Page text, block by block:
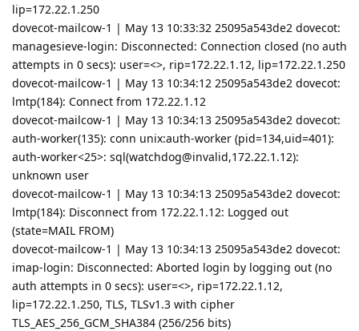
lip=172.22.1.250
dovecot-mailcow-1 | May 13 10:33:32 25095a543de2 dovecot:
managesieve-login: Disconnected: Connection closed (no auth
attempts in 0 secs): user=<>, rip=172.22.1.12, lip=172.22.1.250
dovecot-mailcow-1 | May 13 10:34:12 25095a543de2 dovecot:
lmtp(184): Connect from 172.22.1.12
dovecot-mailcow-1 | May 13 10:34:13 25095a543de2 dovecot:
auth-worker(135): conn unix:auth-worker (pid=134,uid=401):
auth-worker<25>: sql(watchdog@invalid,172.22.1.12):
unknown user
dovecot-mailcow-1 | May 13 10:34:13 25095a543de2 dovecot:
lmtp(184): Disconnect from 172.22.1.12: Logged out
(state=MAIL FROM)
dovecot-mailcow-1 | May 13 10:34:13 25095a543de2 dovecot:
imap-login: Disconnected: Aborted login by logging out (no
auth attempts in 0 secs): user=<>, rip=172.22.1.12,
lip=172.22.1.250, TLS, TLSv1.3 with cipher
TLS_AES_256_GCM_SHA384 (256/256 bits)